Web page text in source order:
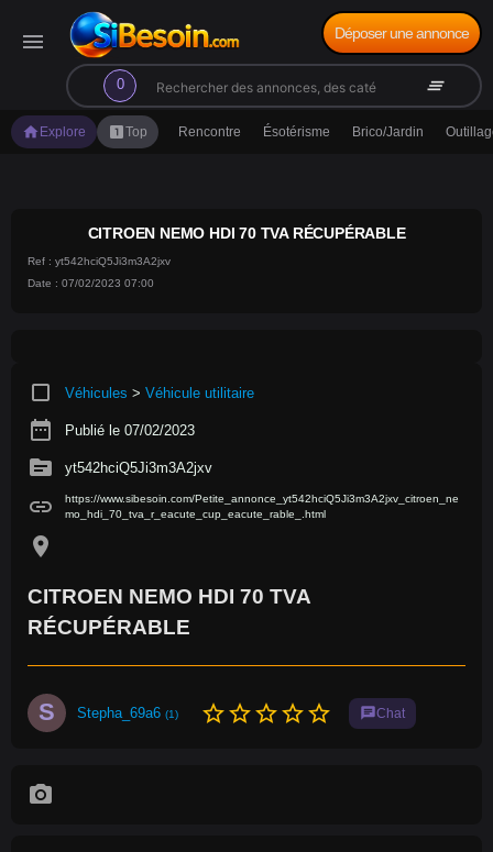
menu
0
search clear_all
Déposer une annonce
home Explore looks_oneTop Rencontre Ésotérisme Brico/Jardin
CITROEN NEMO HDI 70 TVA RÉCUPÉRABLE
Ref : yt542hciQ5Ji3m3A2jxv
Date : 07/02/2023 07:00
crop_square Véhicules > Véhicule utilitaire
date_range Publié le 07/02/2023
source yt542hciQ5Ji3m3A2jxv
link
https://www.sibesoin.com/Petite_annonce_yt542hciQ5Ji3m3A2jxv_citroen_ne
mo_hdi_70_tva_r_eacute_cup_eacute_rable_.html
location_on
CITROEN NEMO HDI 70 TVA
RÉCUPÉRABLE
S Stepha_69a6 (1) star_borderstar_borderstar_borderstar_borderstar_border chatChat
photo_camera